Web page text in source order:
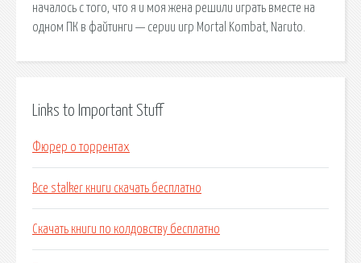
началось с того, что я и моя жена решили играть вместе на
одном ПК в файтинги — серии игр Mortal Kombat, Naruto.
Links to Important Stuff
Фюрер о торрентах
Все stalker книги скачать бесплатно
Скачать книги по колдовству бесплатно